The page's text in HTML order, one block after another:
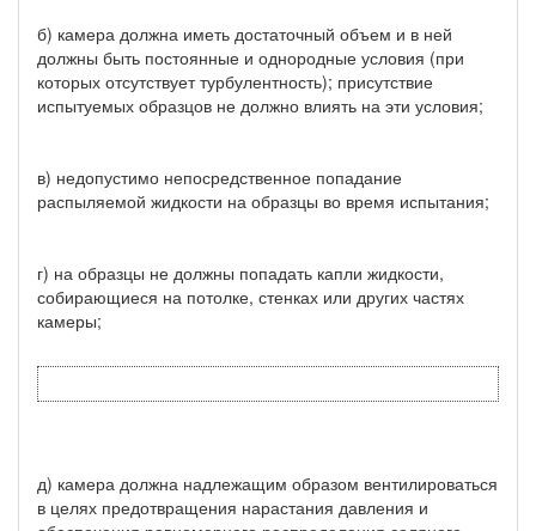
б) камера должна иметь достаточный объем и в ней
должны быть постоянные и однородные условия (при
которых отсутствует турбулентность); присутствие
испытуемых образцов не должно влиять на эти условия;
в) недопустимо непосредственное попадание
распыляемой жидкости на образцы во время испытания;
г) на образцы не должны попадать капли жидкости,
собирающиеся на потолке, стенках или других частях
камеры;
д) камера должна надлежащим образом вентилироваться
в целях предотвращения нарастания давления и